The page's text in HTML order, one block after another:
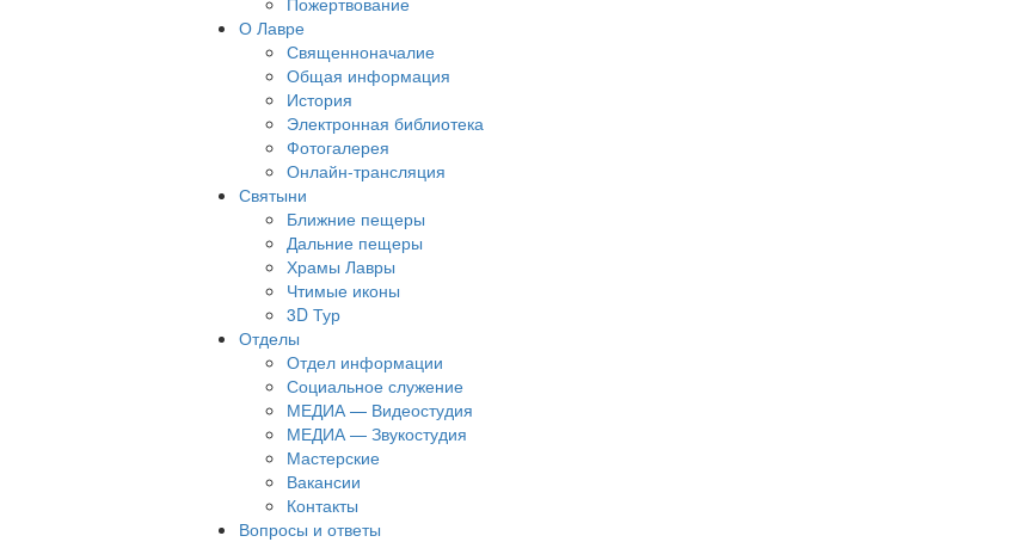
О Лавре
Священноначалие
Общая информация
История
Электронная библиотека
Фотогалерея
Онлайн-трансляция
Святыни
Ближние пещеры
Дальние пещеры
Храмы Лавры
Чтимые иконы
3D Тур
Отделы
Отдел информации
Социальное служение
МЕДИА — Видеостудия
МЕДИА — Звукостудия
Мастерские
Вакансии
Контакты
Вопросы и ответы